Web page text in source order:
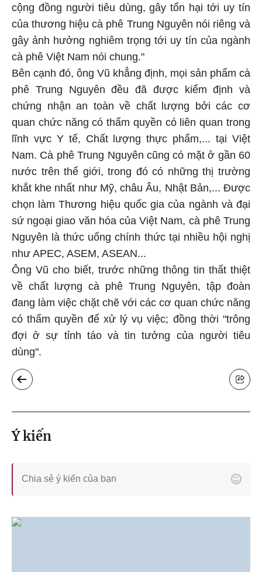
cộng đồng người tiêu dùng, gây tổn hại tới uy tín
của thương hiệu cà phê Trung Nguyên nói riêng và
gây ảnh hưởng nghiêm trọng tới uy tín của ngành
cà phê Việt Nam nói chung."
Bên cạnh đó, ông Vũ khẳng định, mọi sản phẩm cà
phê Trung Nguyên đều đã được kiểm định và
chứng nhận an toàn về chất lượng bởi các cơ
quan chức năng có thẩm quyền có liên quan trong
lĩnh vực Y tế, Chất lượng thực phẩm,... tại Việt
Nam. Cà phê Trung Nguyên cũng có mặt ở gần 60
nước trên thế giới, trong đó có những thị trường
khắt khe nhất như Mỹ, châu Âu, Nhật Bản,... Được
chọn làm Thương hiệu quốc gia của ngành và đại
sứ ngoại giao văn hóa của Việt Nam, cà phê Trung
Nguyên là thức uống chính thức tại nhiều hội nghị
như APEC, ASEM, ASEAN...
Ông Vũ cho biết, trước những thông tin thất thiệt
về chất lượng cà phê Trung Nguyên, tập đoàn
đang làm việc chặt chẽ với các cơ quan chức năng
có thẩm quyền để xử lý vụ việc; đồng thời "trông
đợi ở sự tỉnh táo và tin tưởng của người tiêu
dùng".
Ý kiến